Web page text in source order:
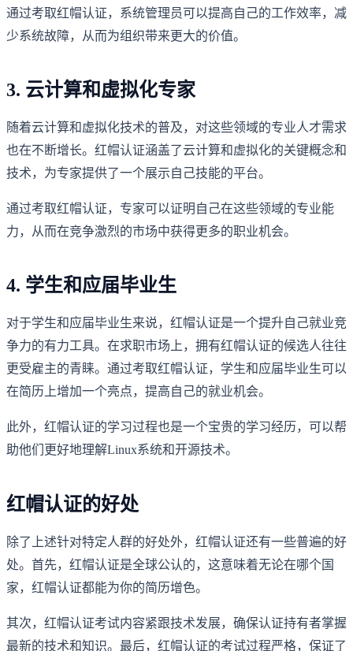
通过考取红帽认证，系统管理员可以提高自己的工作效率，减
少系统故障，从而为组织带来更大的价值。
3. 云计算和虚拟化专家
随着云计算和虚拟化技术的普及，对这些领域的专业人才需求
也在不断增长。红帽认证涵盖了云计算和虚拟化的关键概念和
技术，为专家提供了一个展示自己技能的平台。
通过考取红帽认证，专家可以证明自己在这些领域的专业能
力，从而在竞争激烈的市场中获得更多的职业机会。
4. 学生和应届毕业生
对于学生和应届毕业生来说，红帽认证是一个提升自己就业竞
争力的有力工具。在求职市场上，拥有红帽认证的候选人往往
更受雇主的青睐。通过考取红帽认证，学生和应届毕业生可以
在简历上增加一个亮点，提高自己的就业机会。
此外，红帽认证的学习过程也是一个宝贵的学习经历，可以帮
助他们更好地理解Linux系统和开源技术。
红帽认证的好处
除了上述针对特定人群的好处外，红帽认证还有一些普遍的好
处。首先，红帽认证是全球公认的，这意味着无论在哪个国
家，红帽认证都能为你的简历增色。
其次，红帽认证考试内容紧跟技术发展，确保认证持有者掌握
最新的技术和知识。最后，红帽认证的考试过程严格，保证了